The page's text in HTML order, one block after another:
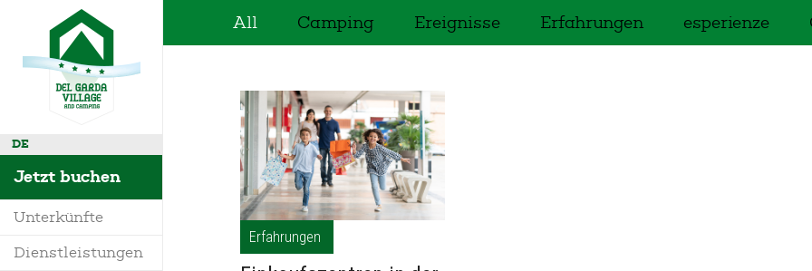
DE
Jetzt buchen
Unterkünfte
Dienstleistungen
All Camping Ereignisse Erfahrungen esperienze
Erfahrungen